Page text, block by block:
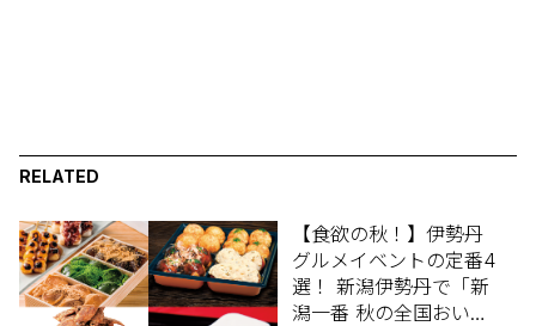
RELATED
【食欲の秋！】伊勢丹
グルメイベントの定番4
選！ 新潟伊勢丹で「新
潟一番 秋の全国おいし